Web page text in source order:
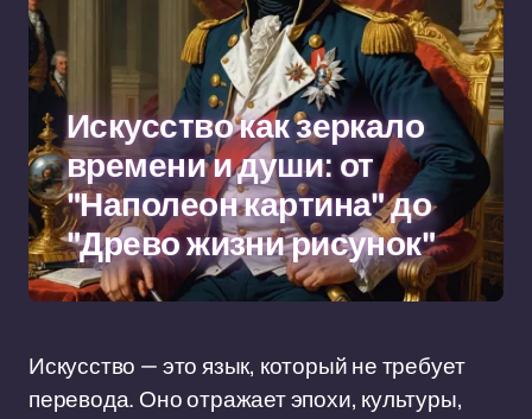
Искусство как зеркало
времени и души: от
"Наполеон картина" до
"Древо жизни рисунок"
Искусство — это язык, который не требует
перевода. Оно отражает эпохи, культуры,